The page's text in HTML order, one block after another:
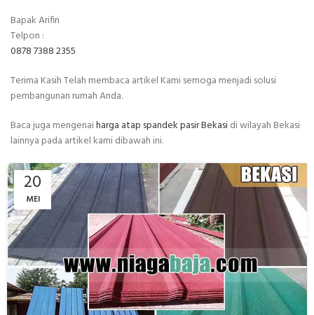
Bapak Arifin
Telpon :
0878 7388 2355
Terima Kasih Telah membaca artikel Kami semoga menjadi solusi
pembangunan rumah Anda.
Baca juga mengenaiharga atap spandek pasir Bekasidi wilayah Bekasi
lainnya pada artikel kami dibawah ini.
20
MEI